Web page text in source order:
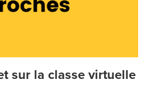
sur la classe virtuelle